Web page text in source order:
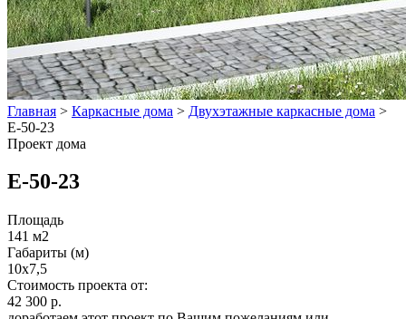
Главная > Каркасные дома > Двухэтажные каркасные дома >
E-50-23
Проект дома
E-50-23
Площадь
141 м2
Габариты (м)
10x7,5
Стоимость проекта от:
42 300 р.